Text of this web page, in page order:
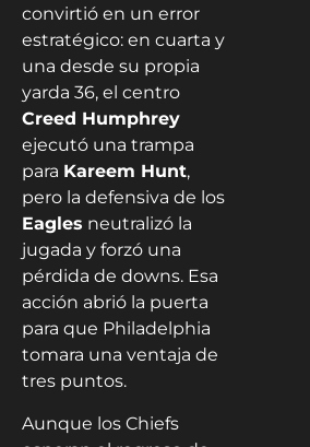
convirtió en un error
estratégico: en cuarta y
una desde su propia
yarda 36, el centro
Creed Humphrey
ejecutó una trampa
para Kareem Hunt,
pero la defensiva de los
Eagles neutralizó la
jugada y forzó una
pérdida de downs. Esa
acción abrió la puerta
para que Philadelphia
tomara una ventaja de
tres puntos.
Aunque los Chiefs